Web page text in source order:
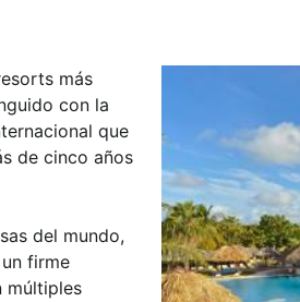
más
con la
que
de cinco años
del mundo,
firme
múltiples